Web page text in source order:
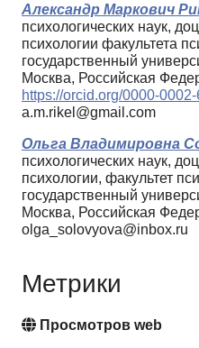
Александр Маркович
психологических наук,
психологии факультета
государственный
Москва, Российская
https://orcid.org/0000-
a.m.rikel@gmail.com
Ольга Владимировна
психологических наук,
психологии, факультет
государственный
Москва, Российская
olga_solovyova@inbox.ru
Метрики
Просмотров web